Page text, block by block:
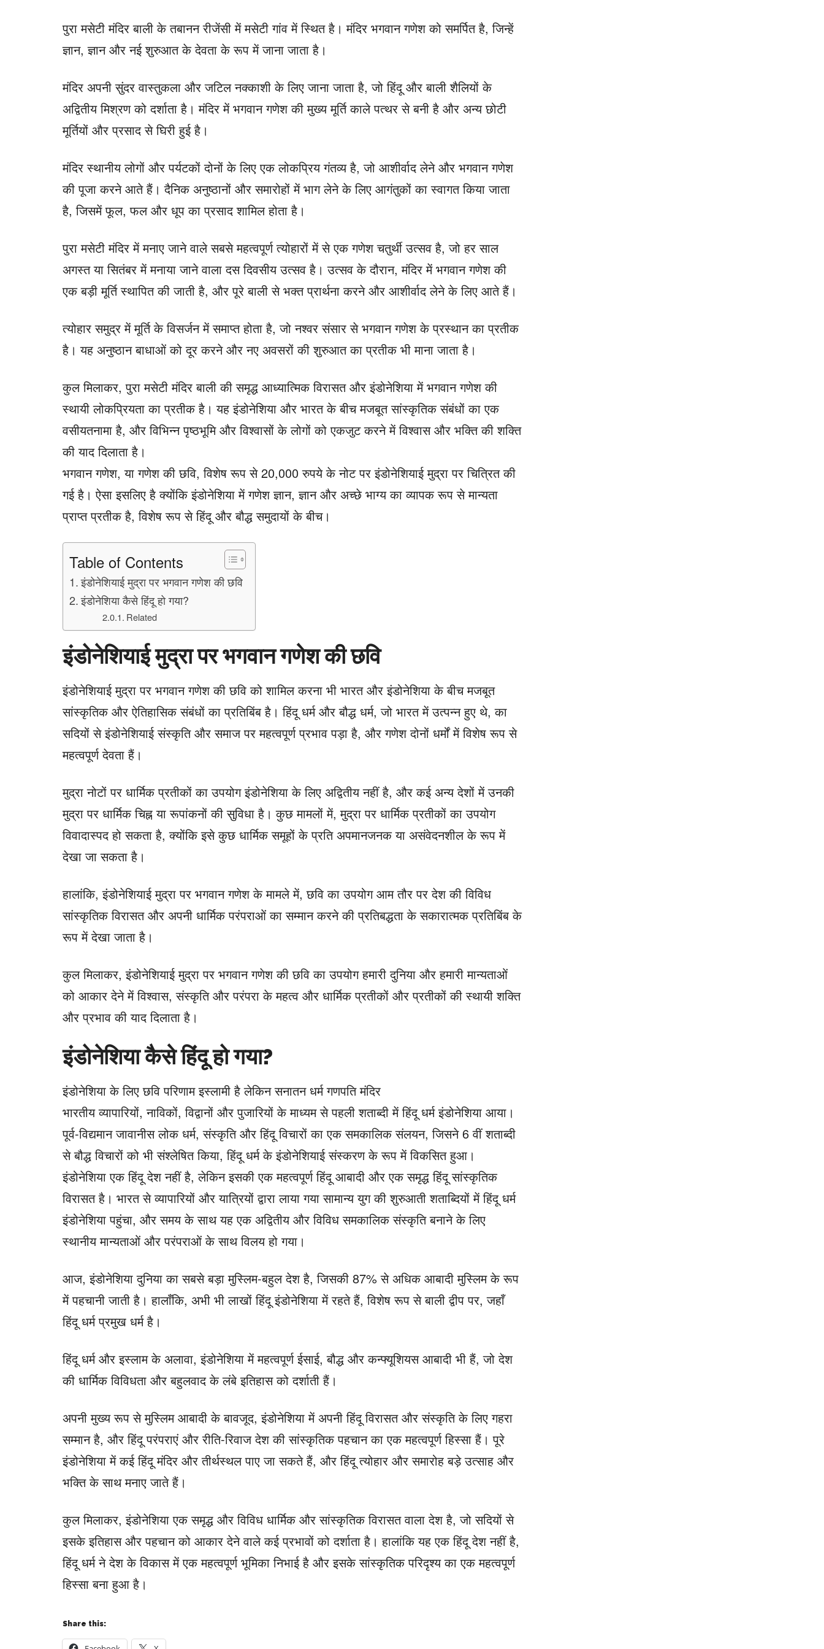
पुरा मसेटी मंदिर बाली के तबानन रीजेंसी में मसेटी गांव में स्थित है। मंदिर भगवान गणेश को समर्पित है, जिन्हें
ज्ञान, ज्ञान और नई शुरुआत के देवता के रूप में जाना जाता है।
मंदिर अपनी सुंदर वास्तुकला और जटिल नक्काशी के लिए जाना जाता है, जो हिंदू और बाली शैलियों के
अद्वितीय मिश्रण को दर्शाता है। मंदिर में भगवान गणेश की मुख्य मूर्ति काले पत्थर से बनी है और अन्य छोटी
मूर्तियों और प्रसाद से घिरी हुई है।
मंदिर स्थानीय लोगों और पर्यटकों दोनों के लिए एक लोकप्रिय गंतव्य है, जो आशीर्वाद लेने और भगवान गणेश
की पूजा करने आते हैं। दैनिक अनुष्ठानों और समारोहों में भाग लेने के लिए आगंतुकों का स्वागत किया जाता
है, जिसमें फूल, फल और धूप का प्रसाद शामिल होता है।
पुरा मसेटी मंदिर में मनाए जाने वाले सबसे महत्वपूर्ण त्योहारों में से एक गणेश चतुर्थी उत्सव है, जो हर साल
अगस्त या सितंबर में मनाया जाने वाला दस दिवसीय उत्सव है। उत्सव के दौरान, मंदिर में भगवान गणेश की
एक बड़ी मूर्ति स्थापित की जाती है, और पूरे बाली से भक्त प्रार्थना करने और आशीर्वाद लेने के लिए आते हैं।
त्योहार समुद्र में मूर्ति के विसर्जन में समाप्त होता है, जो नश्वर संसार से भगवान गणेश के प्रस्थान का प्रतीक
है। यह अनुष्ठान बाधाओं को दूर करने और नए अवसरों की शुरुआत का प्रतीक भी माना जाता है।
कुल मिलाकर, पुरा मसेटी मंदिर बाली की समृद्ध आध्यात्मिक विरासत और इंडोनेशिया में भगवान गणेश की
स्थायी लोकप्रियता का प्रतीक है। यह इंडोनेशिया और भारत के बीच मजबूत सांस्कृतिक संबंधों का एक
वसीयतनामा है, और विभिन्न पृष्ठभूमि और विश्वासों के लोगों को एकजुट करने में विश्वास और भक्ति की शक्ति
की याद दिलाता है।
भगवान गणेश, या गणेश की छवि, विशेष रूप से 20,000 रुपये के नोट पर इंडोनेशियाई मुद्रा पर चित्रित की
गई है। ऐसा इसलिए है क्योंकि इंडोनेशिया में गणेश ज्ञान, ज्ञान और अच्छे भाग्य का व्यापक रूप से मान्यता
प्राप्त प्रतीक है, विशेष रूप से हिंदू और बौद्ध समुदायों के बीच।
Table of Contents
इंडोनेशियाई मुद्रा पर भगवान गणेश की छवि
इंडोनेशिया कैसे हिंदू हो गया?
Related
इंडोनेशियाई मुद्रा पर भगवान गणेश की छवि
इंडोनेशियाई मुद्रा पर भगवान गणेश की छवि को शामिल करना भी भारत और इंडोनेशिया के बीच मजबूत
सांस्कृतिक और ऐतिहासिक संबंधों का प्रतिबिंब है। हिंदू धर्म और बौद्ध धर्म, जो भारत में उत्पन्न हुए थे, का
सदियों से इंडोनेशियाई संस्कृति और समाज पर महत्वपूर्ण प्रभाव पड़ा है, और गणेश दोनों धर्मों में विशेष रूप से
महत्वपूर्ण देवता हैं।
मुद्रा नोटों पर धार्मिक प्रतीकों का उपयोग इंडोनेशिया के लिए अद्वितीय नहीं है, और कई अन्य देशों में उनकी
मुद्रा पर धार्मिक चिह्न या रूपांकनों की सुविधा है। कुछ मामलों में, मुद्रा पर धार्मिक प्रतीकों का उपयोग
विवादास्पद हो सकता है, क्योंकि इसे कुछ धार्मिक समूहों के प्रति अपमानजनक या असंवेदनशील के रूप में
देखा जा सकता है।
हालांकि, इंडोनेशियाई मुद्रा पर भगवान गणेश के मामले में, छवि का उपयोग आम तौर पर देश की विविध
सांस्कृतिक विरासत और अपनी धार्मिक परंपराओं का सम्मान करने की प्रतिबद्धता के सकारात्मक प्रतिबिंब के
रूप में देखा जाता है।
कुल मिलाकर, इंडोनेशियाई मुद्रा पर भगवान गणेश की छवि का उपयोग हमारी दुनिया और हमारी मान्यताओं
को आकार देने में विश्वास, संस्कृति और परंपरा के महत्व और धार्मिक प्रतीकों और प्रतीकों की स्थायी शक्ति
और प्रभाव की याद दिलाता है।
इंडोनेशिया कैसे हिंदू हो गया?
इंडोनेशिया के लिए छवि परिणाम इस्लामी है लेकिन सनातन धर्म गणपति मंदिर
भारतीय व्यापारियों, नाविकों, विद्वानों और पुजारियों के माध्यम से पहली शताब्दी में हिंदू धर्म इंडोनेशिया आया।
पूर्व-विद्यमान जावानीस लोक धर्म, संस्कृति और हिंदू विचारों का एक समकालिक संलयन, जिसने 6 वीं शताब्दी
से बौद्ध विचारों को भी संश्लेषित किया, हिंदू धर्म के इंडोनेशियाई संस्करण के रूप में विकसित हुआ।
इंडोनेशिया एक हिंदू देश नहीं है, लेकिन इसकी एक महत्वपूर्ण हिंदू आबादी और एक समृद्ध हिंदू सांस्कृतिक
विरासत है। भारत से व्यापारियों और यात्रियों द्वारा लाया गया सामान्य युग की शुरुआती शताब्दियों में हिंदू धर्म
इंडोनेशिया पहुंचा, और समय के साथ यह एक अद्वितीय और विविध समकालिक संस्कृति बनाने के लिए
स्थानीय मान्यताओं और परंपराओं के साथ विलय हो गया।
आज, इंडोनेशिया दुनिया का सबसे बड़ा मुस्लिम-बहुल देश है, जिसकी 87% से अधिक आबादी मुस्लिम के रूप
में पहचानी जाती है। हालाँकि, अभी भी लाखों हिंदू इंडोनेशिया में रहते हैं, विशेष रूप से बाली द्वीप पर, जहाँ
हिंदू धर्म प्रमुख धर्म है।
हिंदू धर्म और इस्लाम के अलावा, इंडोनेशिया में महत्वपूर्ण ईसाई, बौद्ध और कन्फ्यूशियस आबादी भी हैं, जो देश
की धार्मिक विविधता और बहुलवाद के लंबे इतिहास को दर्शाती हैं।
अपनी मुख्य रूप से मुस्लिम आबादी के बावजूद, इंडोनेशिया में अपनी हिंदू विरासत और संस्कृति के लिए गहरा
सम्मान है, और हिंदू परंपराएं और रीति-रिवाज देश की सांस्कृतिक पहचान का एक महत्वपूर्ण हिस्सा हैं। पूरे
इंडोनेशिया में कई हिंदू मंदिर और तीर्थस्थल पाए जा सकते हैं, और हिंदू त्योहार और समारोह बड़े उत्साह और
भक्ति के साथ मनाए जाते हैं।
कुल मिलाकर, इंडोनेशिया एक समृद्ध और विविध धार्मिक और सांस्कृतिक विरासत वाला देश है, जो सदियों से
इसके इतिहास और पहचान को आकार देने वाले कई प्रभावों को दर्शाता है। हालांकि यह एक हिंदू देश नहीं है,
हिंदू धर्म ने देश के विकास में एक महत्वपूर्ण भूमिका निभाई है और इसके सांस्कृतिक परिदृश्य का एक महत्वपूर्ण
हिस्सा बना हुआ है।
Share this: